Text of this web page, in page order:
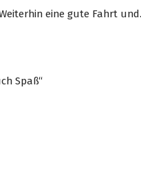
eine gute Fahrt und
Spaß“